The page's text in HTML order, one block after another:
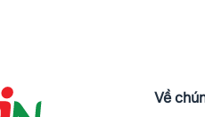
Về